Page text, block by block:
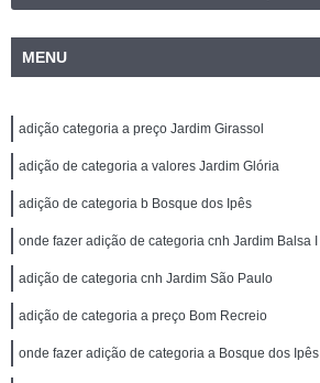
MENU
adição categoria a preço Jardim Girassol
adição de categoria a valores Jardim Glória
adição de categoria b Bosque dos Ipês
onde fazer adição de categoria cnh Jardim Balsa I
adição de categoria cnh Jardim São Paulo
adição de categoria a preço Bom Recreio
onde fazer adição de categoria a Bosque dos Ipês